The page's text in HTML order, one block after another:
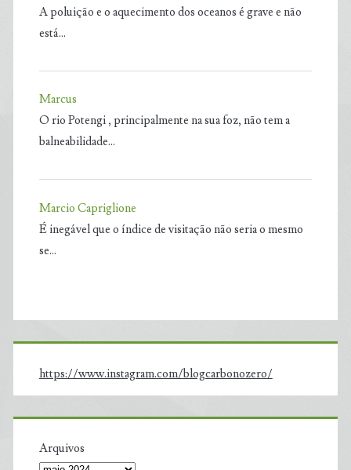
A poluição e o aquecimento dos oceanos é grave e não
está…
Marcus
O rio Potengi , principalmente na sua foz, não tem a
balneabilidade…
Marcio Capriglione
É inegável que o índice de visitação não seria o mesmo
se…
https://www.instagram.com/blogcarbonozero/
Arquivos